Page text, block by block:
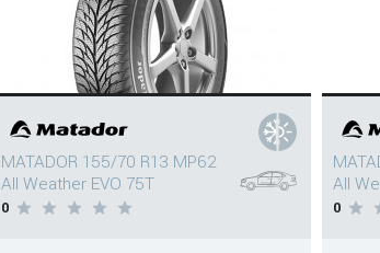
MATADOR 155/70 R13 MP62
All Weather EVO 75T
0
All
0